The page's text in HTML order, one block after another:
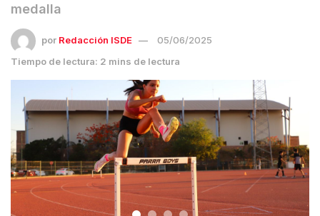
medalla
por Redacción ISDE
05/06/2025
Tiempo de lectura: 2 mins de lectura